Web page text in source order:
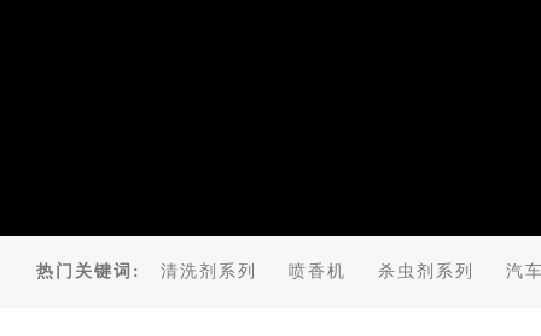
热门关键词: 清洗剂系列 喷香机 杀虫剂系列 汽